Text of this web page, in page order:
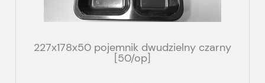
227x178x50 pojemnik dwudzielny czarny
[50/op]